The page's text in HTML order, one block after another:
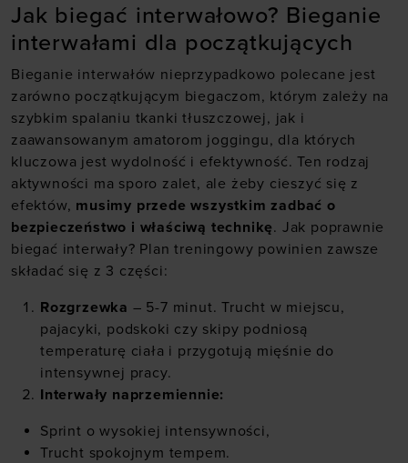
Jak biegać interwałowo? Bieganie
interwałami dla początkujących
Bieganie interwałów nieprzypadkowo polecane jest
zarówno początkującym biegaczom, którym zależy na
szybkim spalaniu tkanki tłuszczowej, jak i
zaawansowanym amatorom joggingu, dla których
kluczowa jest wydolność i efektywność. Ten rodzaj
aktywności ma sporo zalet, ale żeby cieszyć się z
efektów, musimy przede wszystkim zadbać o
bezpieczeństwo i właściwą technikę. Jak poprawnie
biegać interwały? Plan treningowy powinien zawsze
składać się z 3 części:
Rozgrzewka – 5-7 minut. Trucht w miejscu,
pajacyki, podskoki czy skipy podniosą
temperaturę ciała i przygotują mięśnie do
intensywnej pracy.
Interwały naprzemiennie:
Sprint o wysokiej intensywności,
Trucht spokojnym tempem.